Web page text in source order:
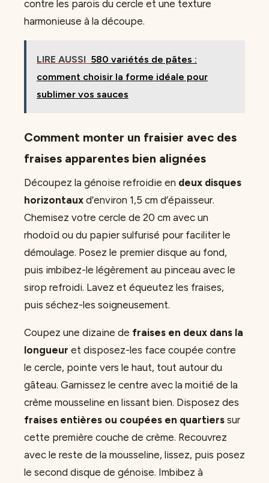
contre les parois du cercle et une texture
harmonieuse à la découpe.
LIRE AUSSI 580 variétés de pâtes :
comment choisir la forme idéale pour
sublimer vos sauces
Comment monter un fraisier avec des
fraises apparentes bien alignées
Découpez la génoise refroidie en deux disques
horizontaux d’environ 1,5 cm d’épaisseur.
Chemisez votre cercle de 20 cm avec un
rhodoïd ou du papier sulfurisé pour faciliter le
démoulage. Posez le premier disque au fond,
puis imbibez-le légèrement au pinceau avec le
sirop refroidi. Lavez et équeutez les fraises,
puis séchez-les soigneusement.
Coupez une dizaine de fraises en deux dans la
longueur et disposez-les face coupée contre
le cercle, pointe vers le haut, tout autour du
gâteau. Garnissez le centre avec la moitié de la
crème mousseline en lissant bien. Disposez des
fraises entières ou coupées en quartiers sur
cette première couche de crème. Recouvrez
avec le reste de la mousseline, lissez, puis posez
le second disque de génoise. Imbibez à